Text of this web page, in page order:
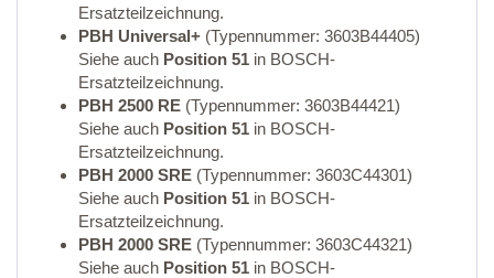
Ersatzteilzeichnung.
PBH Universal+ (Typennummer: 3603B44405)
Siehe auch Position 51 in BOSCH-
Ersatzteilzeichnung.
PBH 2500 RE (Typennummer: 3603B44421)
Siehe auch Position 51 in BOSCH-
Ersatzteilzeichnung.
PBH 2000 SRE (Typennummer: 3603C44301)
Siehe auch Position 51 in BOSCH-
Ersatzteilzeichnung.
PBH 2000 SRE (Typennummer: 3603C44321)
Siehe auch Position 51 in BOSCH-